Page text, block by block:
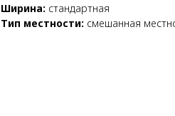
Ширина: стандартная
Тип местности: смешанная